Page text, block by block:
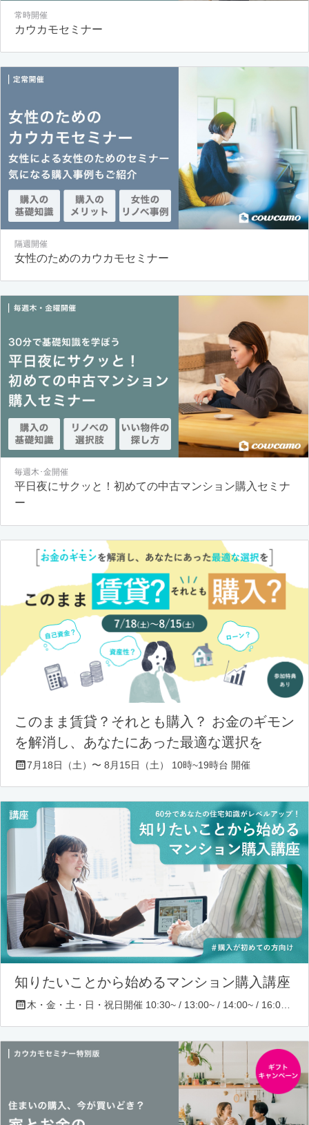
常時開催
カウカモセミナー
隔週開催
女性のためのカウカモセミナー
毎週木･金開催
平日夜にサクッと！初めての中古マンション購入セミナ
ー
このまま賃貸？それとも購入？ お金のギモン
を解消し、あなたにあった最適な選択を
7月18日（土）〜 8月15日（土） 10時~19時台 開催
知りたいことから始めるマンション購入講座